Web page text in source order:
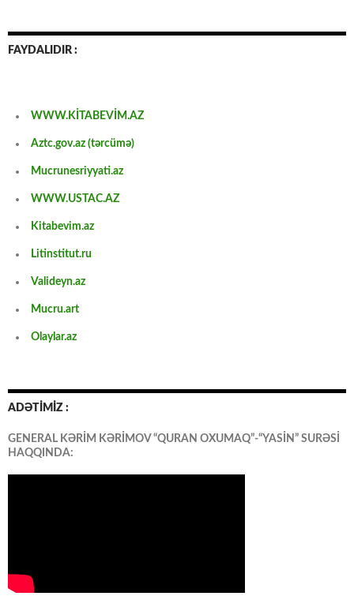
FAYDALIDIR :
WWW.KİTABEVİM.AZ
Aztc.gov.az (tərcümə)
Mucrunesriyyati.az
WWW.USTAC.AZ
Kitabevim.az
Litinstitut.ru
Valideyn.az
Mucru.art
Olaylar.az
ADƏTİMİZ :
GENERAL KƏRİM KƏRİMOV “QURAN OXUMAQ”-“YASİN” SURƏSİ
HAQQINDA: